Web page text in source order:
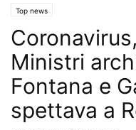
Top news
Ministri
Fontana e
spettava a